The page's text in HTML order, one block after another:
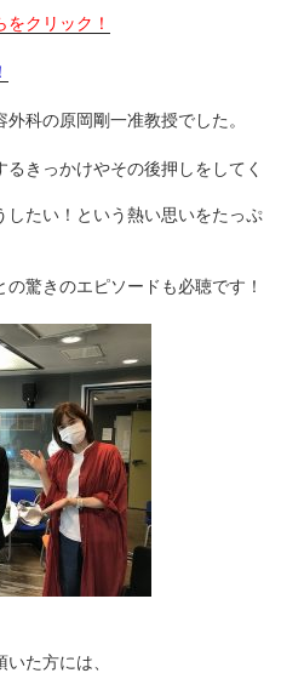
クリック！
科の原岡剛一准教授でした。
きっかけやその後押しをしてく
したい！という熱い思いをたっぷ
驚きのエピソードも必聴です！
た方には、